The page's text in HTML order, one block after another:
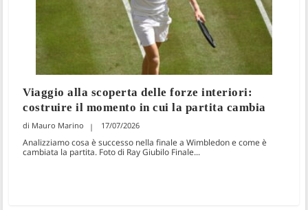
Viaggio alla scoperta delle forze interiori:
costruire il momento in cui la partita cambia
Mauro Marino 17/07/2026
Analizziamo cosa è successo nella finale a Wimbledon e come è
cambiata la partita. Foto di Ray Giubilo Finale...